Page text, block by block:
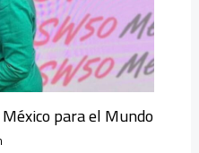
para el Mundo